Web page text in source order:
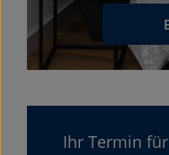
Ihr Termin